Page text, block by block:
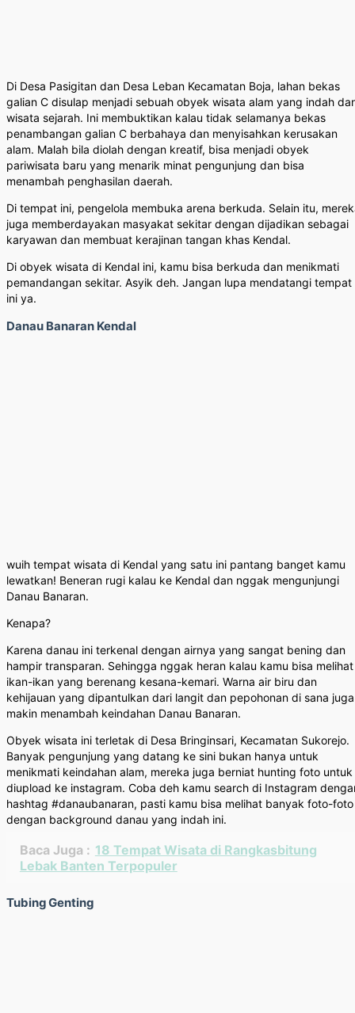
Di Desa Pasigitan dan Desa Leban Kecamatan Boja, lahan bekas
galian C disulap menjadi sebuah obyek wisata alam yang indah
wisata sejarah. Ini membuktikan kalau tidak selamanya bekas
penambangan galian C berbahaya dan menyisahkan kerusakan
alam. Malah bila diolah dengan kreatif, bisa menjadi obyek
pariwisata baru yang menarik minat pengunjung dan bisa
menambah penghasilan daerah.
Di tempat ini, pengelola membuka arena berkuda. Selain itu,
juga memberdayakan masyakat sekitar dengan dijadikan sebagai
karyawan dan membuat kerajinan tangan khas Kendal.
Di obyek wisata di Kendal ini, kamu bisa berkuda dan menikmati
pemandangan sekitar. Asyik deh. Jangan lupa mendatangi tempat
ini ya.
Danau Banaran Kendal
wuih tempat wisata di Kendal yang satu ini pantang banget kamu
lewatkan! Beneran rugi kalau ke Kendal dan nggak mengunjungi
Danau Banaran.
Kenapa?
Karena danau ini terkenal dengan airnya yang sangat bening dan
hampir transparan. Sehingga nggak heran kalau kamu bisa melihat
ikan-ikan yang berenang kesana-kemari. Warna air biru dan
kehijauan yang dipantulkan dari langit dan pepohonan di sana juga
makin menambah keindahan Danau Banaran.
Obyek wisata ini terletak di Desa Bringinsari, Kecamatan Sukorejo.
Banyak pengunjung yang datang ke sini bukan hanya untuk
menikmati keindahan alam, mereka juga berniat hunting foto untuk
diupload ke instagram. Coba deh kamu search di Instagram
hashtag #danaubanaran, pasti kamu bisa melihat banyak foto-foto
dengan background danau yang indah ini.
Baca Juga : 18 Tempat Wisata di Rangkasbitung
Lebak Banten Terpopuler
Tubing Genting